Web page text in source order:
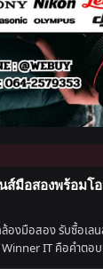
ส์มือสองพร้อมโ
องมือสอง รับซื้อเล
Winner IT คือคำตอ